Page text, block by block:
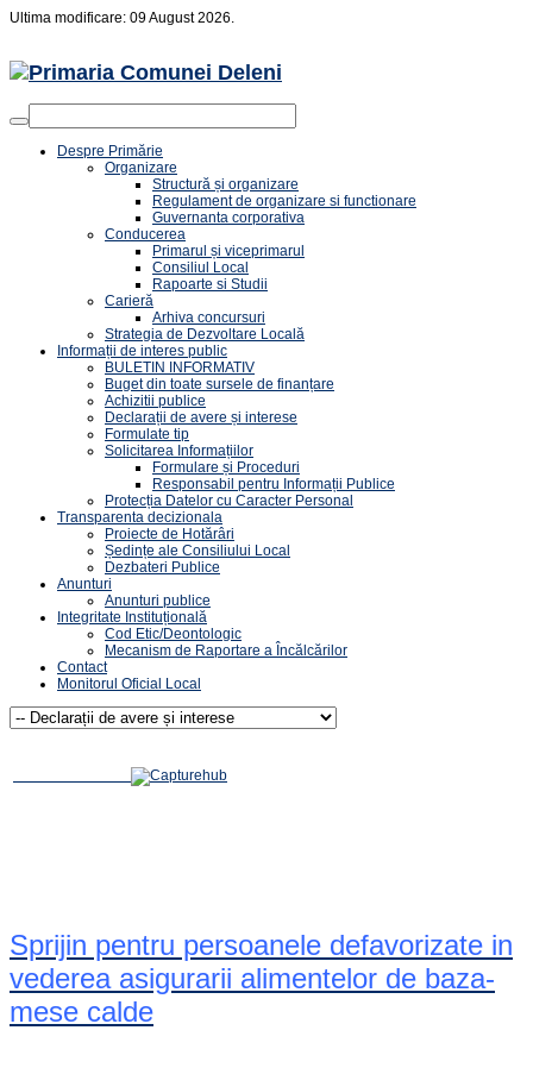
Ultima modificare: 09 August 2026.
Despre Primărie
Organizare
Structură și organizare
Regulament de organizare si functionare
Guvernanta corporativa
Conducerea
Primarul și viceprimarul
Consiliul Local
Rapoarte si Studii
Carieră
Arhiva concursuri
Strategia de Dezvoltare Locală
Informații de interes public
BULETIN INFORMATIV
Buget din toate sursele de finanțare
Achizitii publice
Declarații de avere și interese
Formulate tip
Solicitarea Informațiilor
Formulare și Proceduri
Responsabil pentru Informații Publice
Protecția Datelor cu Caracter Personal
Transparenta decizionala
Proiecte de Hotărâri
Ședințe ale Consiliului Local
Dezbateri Publice
Anunturi
Anunturi publice
Integritate Instituțională
Cod Etic/Deontologic
Mecanism de Raportare a Încălcărilor
Contact
Monitorul Oficial Local
Sprijin pentru persoanele defavorizate in
vederea asigurarii alimentelor de baza-
mese calde